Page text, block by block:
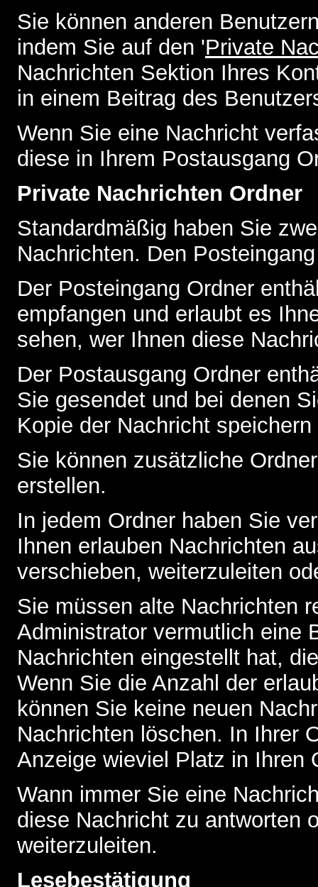
Sie können anderen
indem Sie auf den 'Private
Nachrichten Sektion Ihres
in einem Beitrag des
Wenn Sie eine Nachricht
diese in Ihrem Postausgang
Private Nachrichten Ordner
Standardmäßig haben Sie
Nachrichten. Den
Der Posteingang Ordner
empfangen und erlaubt es
sehen, wer Ihnen diese
Der Postausgang Ordner
Sie gesendet und bei denen
Kopie der Nachricht
Sie können zusätzliche
erstellen.
In jedem Ordner haben Sie
Ihnen erlauben Nachrichten
verschieben, weiterzuleiten
Sie müssen alte Nachrichten
Administrator vermutlich eine
Nachrichten eingestellt hat,
Wenn Sie die Anzahl der
können Sie keine neuen
Nachrichten löschen. In Ihrer
Anzeige wieviel Platz in Ihren
Wann immer Sie eine
diese Nachricht zu antworten
weiterzuleiten.
Lesebestätigung